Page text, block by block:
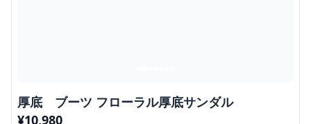
厚底 ブーツ フローラル厚底サンダル
¥10,980